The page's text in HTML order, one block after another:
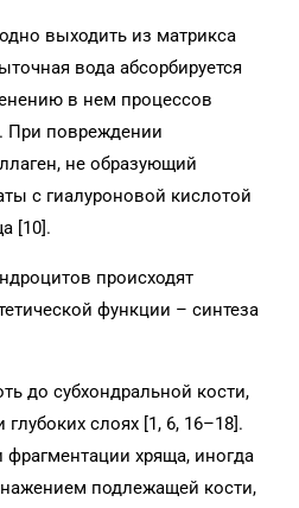
выходить из матрикса
вода абсорбируется
в нем процессов
При повреждении
не образующий
с гиалуроновой кислотой
[10].
происходят
функции – синтеза
до субхондральной кости,
слоях [1, 6, 16–18].
фрагментации хряща, иногда
подлежащей кости,